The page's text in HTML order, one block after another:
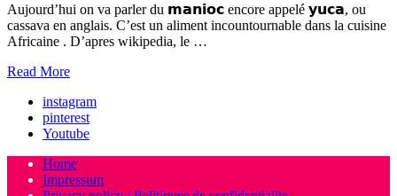
Aujourd’hui on va parler du 𝗺𝗮𝗻𝗶𝗼𝗰 encore appelé 𝘆𝘂𝗰𝗮, ou
cassava en anglais. C’est un aliment incountournable dans la cuisine
Africaine . D’apres wikipedia, le …
Read More
instagram
pinterest
Youtube
Home
Impressum